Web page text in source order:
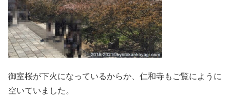
御室桜が下火になっているからか、仁和寺もご覧にように
空いていました。